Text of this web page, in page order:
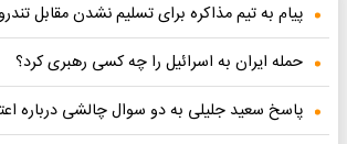
پیام به تیم مذاکره برای تسلیم نشدن مقابل
حمله ایران به اسرائیل را چه کسی رهبری کرد؟
پاسخ سعید جلیلی به دو سوال چالشی درباره